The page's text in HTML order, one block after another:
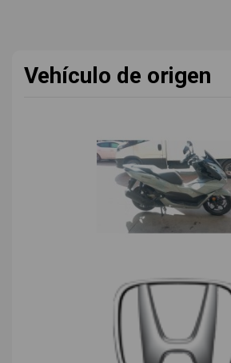
Vehículo de origen